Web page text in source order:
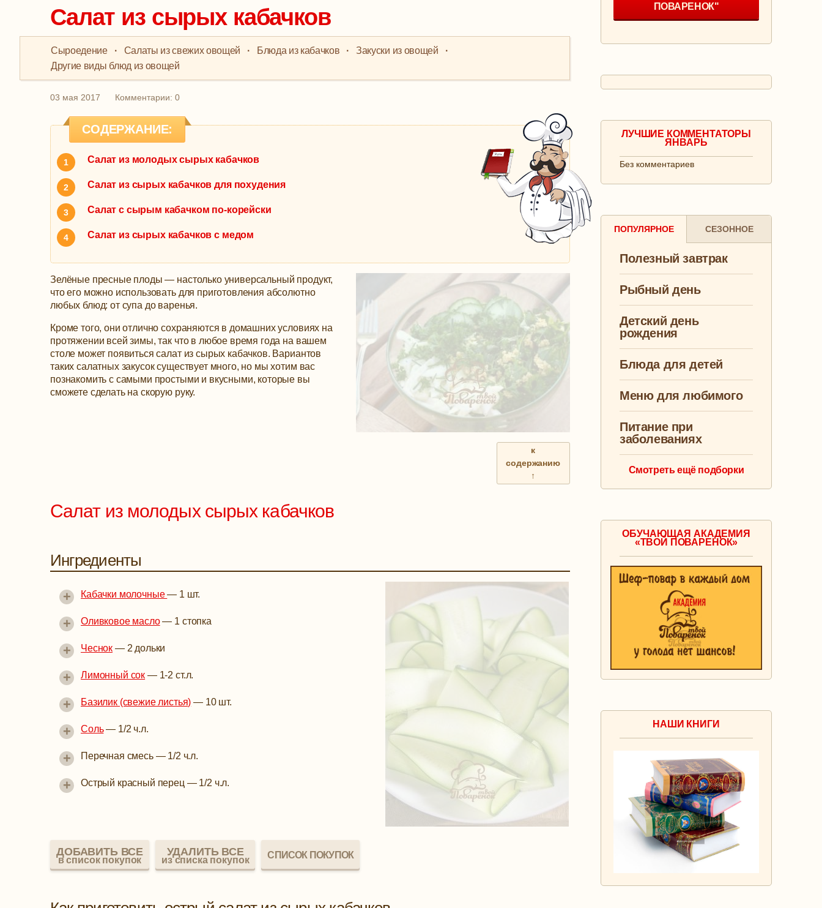
Салат из сырых кабачков
Сыроедение · Салаты из свежих овощей · Блюда из кабачков · Закуски из овощей
·
Другие виды блюд из овощей
03 мая 2017 Комментарии: 0
СОДЕРЖАНИЕ:
Салат из молодых сырых кабачков
Салат из сырых кабачков для похудения
Салат с сырым кабачком по-корейски
Салат из сырых кабачков с медом
Зелёные пресные плоды — настолько универсальный продукт,
что его можно использовать для приготовления абсолютно
любых блюд: от супа до варенья.
Кроме того, они отлично сохраняются в домашних условиях на
протяжении всей зимы, так что в любое время года на вашем
столе может появиться салат из сырых кабачков. Вариантов
таких салатных закусок существует много, но мы хотим вас
познакомить с самыми простыми и вкусными, которые вы
сможете сделать на скорую руку.
к
содержанию
↑
Салат из молодых сырых кабачков
Ингредиенты
Кабачки молочные— 1 шт.
+
Оливковое масло— 1 стопка
+
Чеснок — 2 дольки
+
Лимонный сок — 1-2 ст.л.
+
Базилик (свежие листья) — 10 шт.
+
Соль— 1/2 ч.л.
+
Перечная смесь— 1/2 ч.л.
+
Острый красный перец — 1/2 ч.л.
+
ДОБАВИТЬ ВСЕ
в список покупок
УДАЛИТЬ ВСЕ
из списка покупок СПИСОК ПОКУПОК
ПОВАРЕНОК"
ЛУЧШИЕ КОММЕНТАТОРЫ
ЯНВАРЬ
Без комментариев
ПОПУЛЯРНОЕ СЕЗОННОЕ
Полезный завтрак
Рыбный день
Детский день
рождения
Блюда для детей
Меню для любимого
Питание при
заболеваниях
Смотреть ещё подборки
ОБУЧАЮЩАЯ АКАДЕМИЯ
«ТВОЙ ПОВАРЕНОК»
НАШИ КНИГИ